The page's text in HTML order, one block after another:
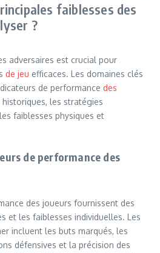
faiblesses des
?
adversaires est crucial pour
de jeu efficaces. Les domaines clés
de performance des
les stratégies
faiblesses physiques et
de performance des
des joueurs fournissent des
et les faiblesses individuelles. Les
incluent les buts marqués, les
défensives et la précision des